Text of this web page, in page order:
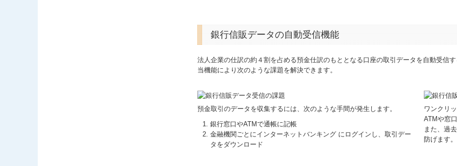
銀行信販データの自動受信機能
法人企業の仕訳の約４割を占める預金仕訳のもととなる口座の取引データを自動受信
当機能により次のような課題を解決できます。
預金取引のデータを収集するには、次のような手間が発生します。
銀行窓口やATMで通帳に記帳
金融機関ごとにインターネットバンキング にログインし、取引デー
タをダウンロード
ワンクリ
ATMや窓
また、過
防げます。